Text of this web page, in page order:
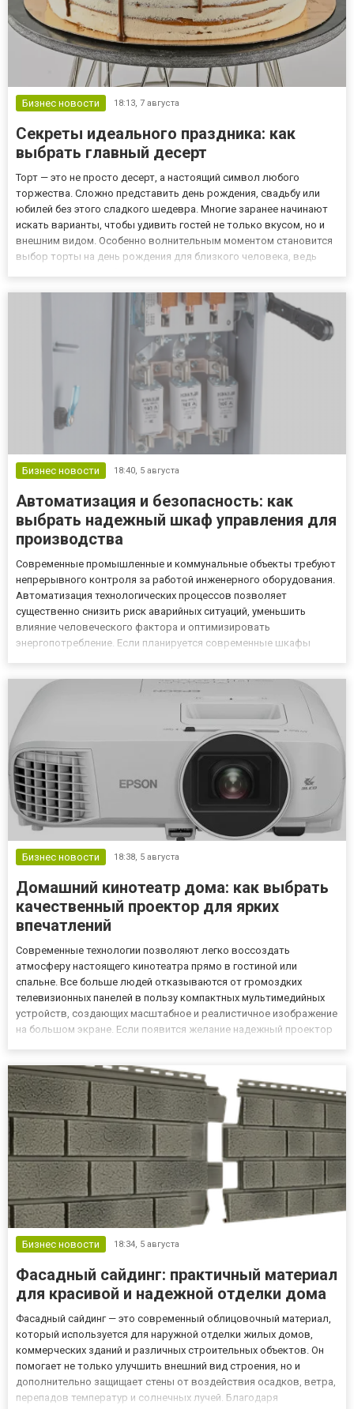
Бизнес новости 18:13, 7 августа
Секреты идеального праздника: как
выбрать главный десерт
Торт — это не просто десерт, а настоящий символ любого
торжества. Сложно представить день рождения, свадьбу или
юбилей без этого сладкого шедевра. Многие заранее начинают
искать варианты, чтобы удивить гостей не только вкусом, но и
внешним видом. Особенно волнительным моментом становится
выбор торты на день рождения для близкого человека, ведь
Бизнес новости 18:40, 5 августа
Автоматизация и безопасность: как
выбрать надежный шкаф управления для
производства
Современные промышленные и коммунальные объекты требуют
непрерывного контроля за работой инженерного оборудования.
Автоматизация технологических процессов позволяет
существенно снизить риск аварийных ситуаций, уменьшить
влияние человеческого фактора и оптимизировать
энергопотребление. Если планируется современные шкафы
сборки и соответствию оборуд...
Бизнес новости 18:38, 5 августа
Домашний кинотеатр дома: как выбрать
качественный проектор для ярких
впечатлений
Современные технологии позволяют легко воссоздать
атмосферу настоящего кинотеатра прямо в гостиной или
спальне. Все больше людей отказываются от громоздких
телевизионных панелей в пользу компактных мультимедийных
устройств, создающих масштабное и реалистичное изображение
на большом экране. Если появится желание надежный проектор
оборудования напряму...
Бизнес новости 18:34, 5 августа
Фасадный сайдинг: практичный материал
для красивой и надежной отделки дома
Фасадный сайдинг — это современный облицовочный материал,
который используется для наружной отделки жилых домов,
коммерческих зданий и различных строительных объектов. Он
помогает не только улучшить внешний вид строения, но и
дополнительно защищает стены от воздействия осадков, ветра,
перепадов температур и солнечных лучей. Благодаря